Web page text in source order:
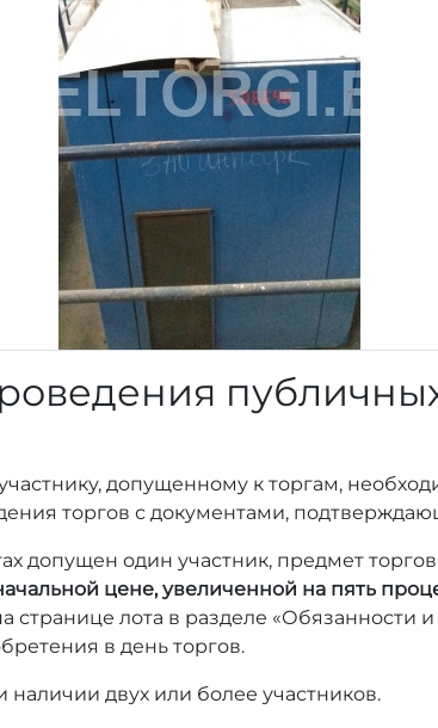
допущенному к торгам,
торгов с документами,
допущен один участник, предмет
цене, увеличенной на пять
странице лота в разделе «Обязанности и
в день торгов.
наличии двух или более участников.